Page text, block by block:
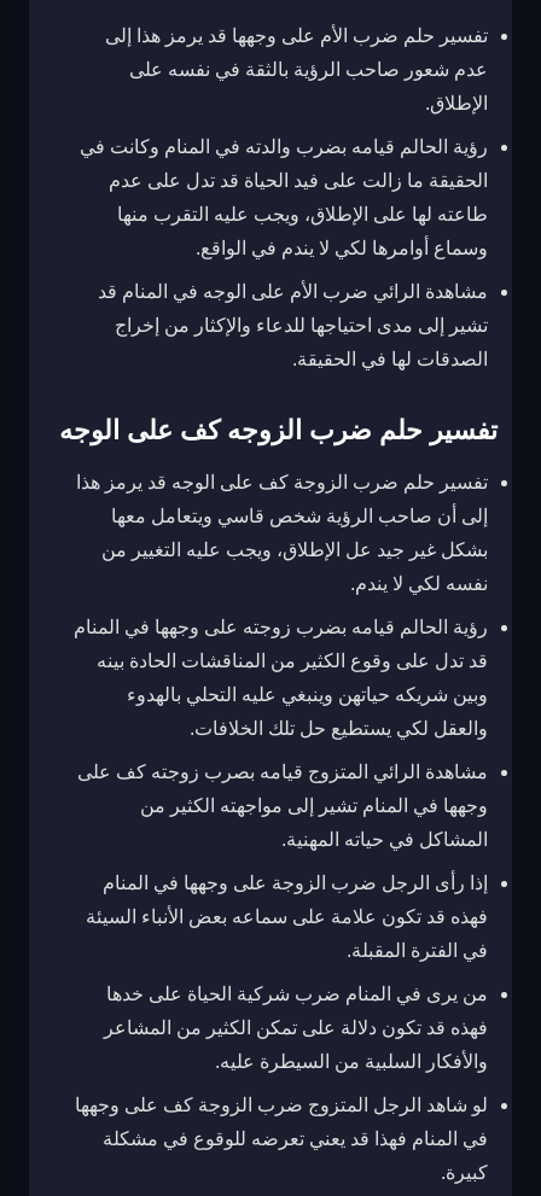
تفسير حلم ضرب الأم على وجهها قد يرمز هذا إلى
عدم شعور صاحب الرؤية بالثقة في نفسه على
الإطلاق.
رؤية الحالم قيامه بضرب والدته في المنام وكانت في
الحقيقة ما زالت على فيد الحياة قد تدل على عدم
طاعته لها على الإطلاق، ويجب عليه التقرب منها
وسماع أوامرها لكي لا يندم في الواقع.
مشاهدة الرائي ضرب الأم على الوجه في المنام قد
تشير إلى مدى احتياجها للدعاء والإكثار من إخراج
الصدقات لها في الحقيقة.
تفسير حلم ضرب الزوجه كف على الوجه
تفسير حلم ضرب الزوجة كف على الوجه قد يرمز هذا
إلى أن صاحب الرؤية شخص قاسي ويتعامل معها
بشكل غير جيد عل الإطلاق، ويجب عليه التغيير من
نفسه لكي لا يندم.
رؤية الحالم قيامه بضرب زوجته على وجهها في المنام
قد تدل على وقوع الكثير من المناقشات الحادة بينه
وبين شريكه حياتهن وينبغي عليه التحلي بالهدوء
والعقل لكي يستطيع حل تلك الخلافات.
مشاهدة الرائي المتزوج قيامه بصرب زوجته كف على
وجهها في المنام تشير إلى مواجهته الكثير من
المشاكل في حياته المهنية.
إذا رأى الرجل ضرب الزوجة على وجهها في المنام
فهذه قد تكون علامة على سماعه بعض الأنباء السيئة
في الفترة المقبلة.
من يرى في المنام ضرب شركية الحياة على خدها
فهذه قد تكون دلالة على تمكن الكثير من المشاعر
والأفكار السلبية من السيطرة عليه.
لو شاهد الرجل المتزوج ضرب الزوجة كف على وجهها
في المنام فهذا قد يعني تعرضه للوقوع في مشكلة
كبيرة.